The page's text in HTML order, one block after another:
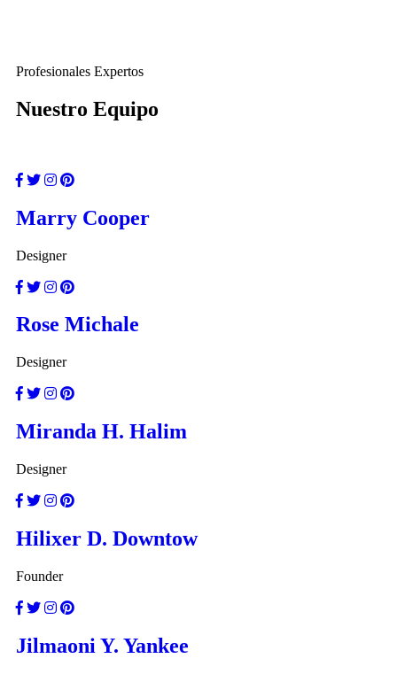
Profesionales Expertos
Nuestro Equipo
Marry Cooper
Designer
Rose Michale
Designer
Miranda H. Halim
Designer
Hilixer D. Downtow
Founder
Jilmaoni Y. Yankee